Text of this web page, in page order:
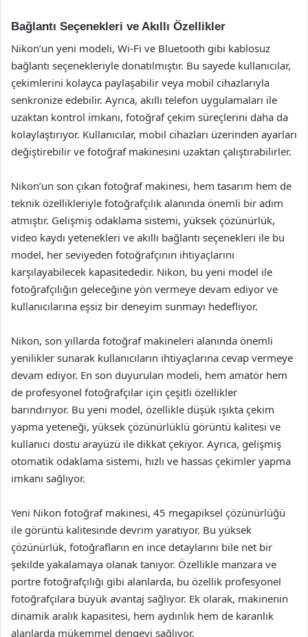
Bağlantı Seçenekleri ve Akıllı Özellikler
Nikon’un yeni modeli, Wi-Fi ve Bluetooth gibi kablosuz
bağlantı seçenekleriyle donatılmıştır. Bu sayede kullanıcılar,
çekimlerini kolayca paylaşabilir veya mobil cihazlarıyla
senkronize edebilir. Ayrıca, akıllı telefon uygulamaları ile
uzaktan kontrol imkanı, fotoğraf çekim süreçlerini daha da
kolaylaştırıyor. Kullanıcılar, mobil cihazları üzerinden ayarları
değiştirebilir ve fotoğraf makinesini uzaktan çalıştırabilirler.
Nikon’un son çıkan fotoğraf makinesi, hem tasarım hem de
teknik özellikleriyle fotoğrafçılık alanında önemli bir adım
atmıştır. Gelişmiş odaklama sistemi, yüksek çözünürlük,
video kaydı yetenekleri ve akıllı bağlantı seçenekleri ile bu
model, her seviyeden fotoğrafçının ihtiyaçlarını
karşılayabilecek kapasitededir. Nikon, bu yeni model ile
fotoğrafçılığın geleceğine yön vermeye devam ediyor ve
kullanıcılarına eşsiz bir deneyim sunmayı hedefliyor.
Nikon, son yıllarda fotoğraf makineleri alanında önemli
yenilikler sunarak kullanıcıların ihtiyaçlarına cevap vermeye
devam ediyor. En son duyurulan modeli, hem amatör hem
de profesyonel fotoğrafçılar için çeşitli özellikler
barındırıyor. Bu yeni model, özellikle düşük ışıkta çekim
yapma yeteneği, yüksek çözünürlüklü görüntü kalitesi ve
kullanıcı dostu arayüzü ile dikkat çekiyor. Ayrıca, gelişmiş
otomatik odaklama sistemi, hızlı ve hassas çekimler yapma
imkanı sağlıyor.
Yeni Nikon fotoğraf makinesi, 45 megapiksel çözünürlüğü
ile görüntü kalitesinde devrim yaratıyor. Bu yüksek
çözünürlük, fotoğrafların en ince detaylarını bile net bir
şekilde yakalamaya olanak tanıyor. Özellikle manzara ve
portre fotoğrafçılığı gibi alanlarda, bu özellik profesyonel
fotoğrafçılara büyük avantaj sağlıyor. Ek olarak, makinenin
dinamik aralık kapasitesi, hem aydınlık hem de karanlık
alanlarda mükemmel dengeyi sağlıyor.